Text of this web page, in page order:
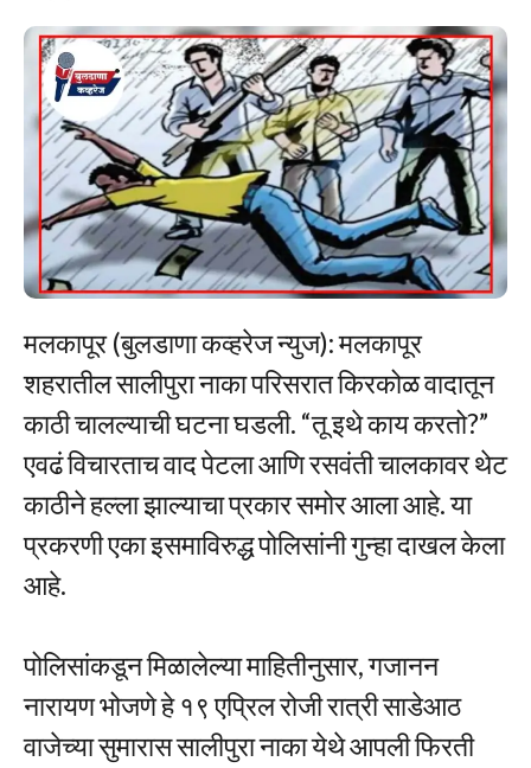
मलकापूर (बुलडाणा कव्हरेज न्युज): मलकापूर
शहरातील सालीपुरा नाका परिसरात किरकोळ वादातून
काठी चालल्याची घटना घडली. “तू इथे काय करतो?”
एवढं विचारताच वाद पेटला आणि रसवंती चालकावर थेट
काठीने हल्ला झाल्याचा प्रकार समोर आला आहे. या
प्रकरणी एका इसमाविरुद्ध पोलिसांनी गुन्हा दाखल केला
आहे.
पोलिसांकडून मिळालेल्या माहितीनुसार, गजानन
नारायण भोजणे हे १९ एप्रिल रोजी रात्री साडेआठ
वाजेच्या सुमारास सालीपुरा नाका येथे आपली फिरती